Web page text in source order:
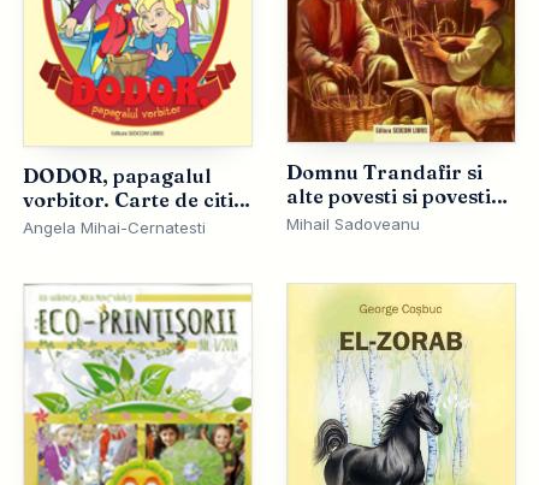
DODOR, papagalul
vorbitor. Carte de citit
si colorat
Angela Mihai-Cernatesti
Domnu Trandafir si
alte povesti si povestiri
alese pentru copii
Mihail Sadoveanu